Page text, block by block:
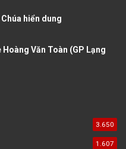
hiển dung
Văn Toàn (GP Lạng
3.650
1.607